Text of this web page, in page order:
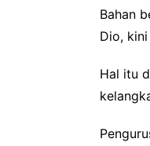
Bahan
Dio,
Hal itu